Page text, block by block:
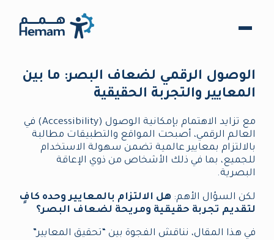
الوصول الرقمي لضعاف البصر: ما بين
المعايير والتجربة الحقيقية
مع تزايد الاهتمام بإمكانية الوصول (Accessibility) في
العالم الرقمي، أصبحت المواقع والتطبيقات مطالبة
بالالتزام بمعايير عالمية تضمن سهولة الاستخدام
للجميع، بما في ذلك الأشخاص من ذوي الإعاقة
البصرية.
لكن السؤال الأهم: هل الالتزام بالمعايير وحده كافٍ
لتقديم تجربة حقيقية ومريحة لضعاف البصر؟
في هذا المقال، نناقش الفجوة بين “تحقيق المعايير”